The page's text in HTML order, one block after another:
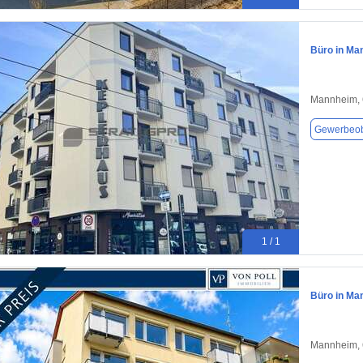
1 / 1
Büro in
Mannheim,
Büro in
Mannheim,